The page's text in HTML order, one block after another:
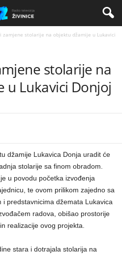
zamjene stolarije na objektu džamije u Lukavici
stolarije na
u Lukavici Donjoj
džamije Lukavica Donja uradit će
stolarije sa finom obradom.
u povodu početka izvođenja
te ovom prilikom zajedno sa
predstavnicima džemata Lukavica
radova, obišao prostorije
realizacije ovog projekta.
stara i dotrajala stolarija na